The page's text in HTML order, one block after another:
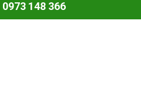
0973 148 366